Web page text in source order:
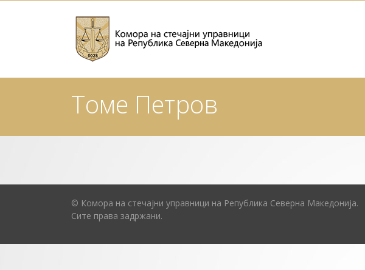
Томе Петров
© Комора на стечајни управници на Република Северна Македонија.
Сите права задржани.